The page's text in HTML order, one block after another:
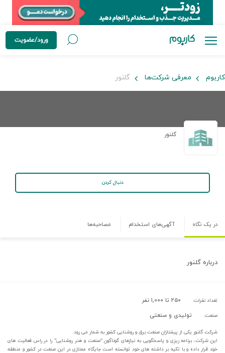
ورود/عضویت
کاربوم معرفی شرکت‌ها گلنور
گلنور
دنبال کردن
در یک نگاه آگهی‌های استخدام مصاحبه‌ها
درباره گلنور
تعداد نفرات: ۲۵۰ تا ۱,۰۰۰ نفر
صنعت: تولیدی و صنعتی
شرکت گلنور یکی از پیشتازان صنعت برق و روشنایی کشور به شمار می رود.
این شرکت، برنامه ریزی و پاسخگویی به نیازهای گوناگون “صنعت و هنر روشنایی” را در راس فعالیت های
خود قرار داده و با تکیه بر داشته های خود توانسته است جایگاه ممتازی در این صنعت در کشور و منطقه